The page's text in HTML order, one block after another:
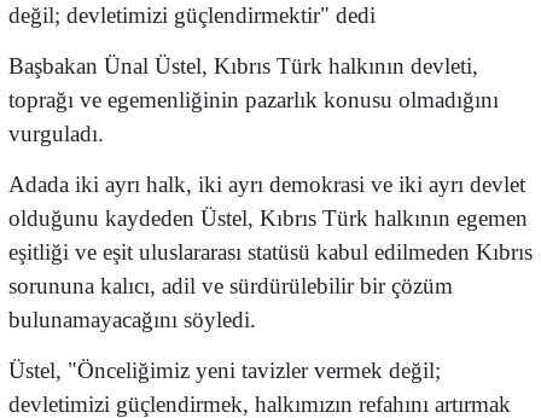
değil; devletimizi güçlendirmektir" dedi
Başbakan Ünal Üstel, Kıbrıs Türk halkının devleti,
toprağı ve egemenliğinin pazarlık konusu olmadığını
vurguladı.
Adada iki ayrı halk, iki ayrı demokrasi ve iki ayrı devlet
olduğunu kaydeden Üstel, Kıbrıs Türk halkının egemen
eşitliği ve eşit uluslararası statüsü kabul edilmeden Kıbrıs
sorununa kalıcı, adil ve sürdürülebilir bir çözüm
bulunamayacağını söyledi.
Üstel, "Önceliğimiz yeni tavizler vermek değil;
devletimizi güçlendirmek, halkımızın refahını artırmak